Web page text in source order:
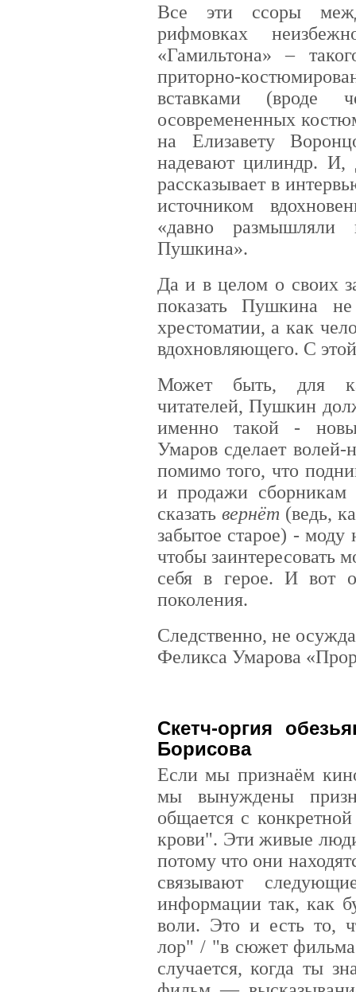
Все эти ссоры
рифмовках
«Гамильтона» –
приторно-
вставками (вроде
осовремененных
на Елизавету
надевают цилиндр. И,
рассказывает в
источником
«давно
Пушкина».
Да и в целом о своих
показать Пушкина
хрестоматии, а как
вдохновляющего. С
Может быть, для
читателей, Пушкин
именно такой -
Умаров сделает
помимо того, что
и продажи
сказать вернёт (ведь,
забытое старое) -
чтобы заинтересовать
себя в герое. И вот
поколения.
Следственно, не
Феликса Умарова
Скетч-оргия
Борисова
Если мы признаём
мы вынуждены
общается с
крови". Эти живые
потому что они
связывают
информации так, как
воли. Это и есть то,
лор" / "в сюжет
случается, когда ты